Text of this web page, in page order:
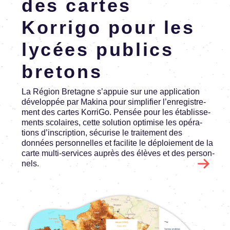
des cartes
Korrigo pour les
lycées publics
bretons
La Région Bretagne s’ap­puie sur une appli­ca­tion
déve­lop­pée par Makina pour simpli­fier l’en­re­gis­tre­
ment des cartes KorriGo. Pensée pour les établis­se­
ments scolaires, cette solu­tion opti­mise les opéra­
tions d’ins­crip­tion, sécu­rise le trai­te­ment des
données person­nelles et faci­lite le déploie­ment de la
carte multi-services auprès des élèves et des person­
nels.
Image